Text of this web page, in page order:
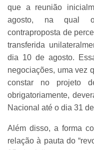
que a reunião
agosto, na qual o
contraproposta de
transferida
dia 10 de agosto.
negociações, uma vez
constar no projeto
obrigatoriamente,
Nacional até o dia 31
Além disso, a forma
relação à pauta do